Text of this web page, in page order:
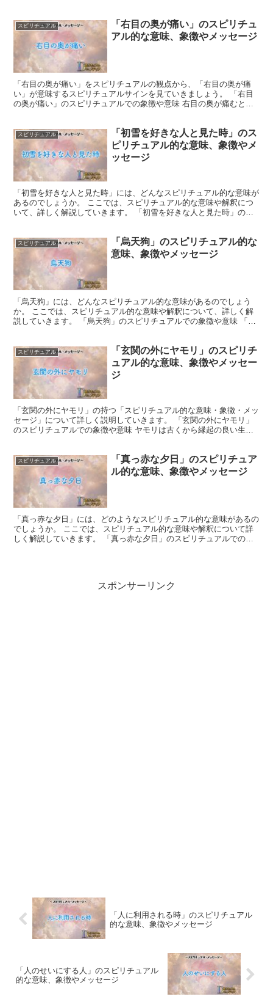
スピリチュアル
「右目の奥が痛い」のスピリチュ
アル的な意味、象徴やメッセージ
「右目の奥が痛い」をスピリチュアルの観点から、「右目の奥が痛
い」が意味するスピリチュアルサインを見ていきましょう。 「右目
の奥が痛い」のスピリチュアルでの象徴や意味 右目の奥が痛むとい
スピリチュアル
「初雪を好きな人と見た時」のス
ピリチュアル的な意味、象徴やメ
ッセージ
「初雪を好きな人と見た時」には、どんなスピリチュアル的な意味が
あるのでしょうか。 ここでは、スピリチュアル的な意味や解釈につ
いて、詳しく解説していきます。 「初雪を好きな人と見た時」のス
スピリチュアル
「烏天狗」のスピリチュアル的な
意味、象徴やメッセージ
「烏天狗」には、どんなスピリチュアル的な意味があるのでしょう
か。 ここでは、スピリチュアル的な意味や解釈について、詳しく解
説していきます。 「烏天狗」のスピリチュアルでの象徴や意味 「烏
スピリチュアル
「玄関の外にヤモリ」のスピリチ
ュアル的な意味、象徴やメッセー
ジ
「玄関の外にヤモリ」の持つ「スピリチュアル的な意味・象徴・メッ
セージ」について詳しく説明していきます。 「玄関の外にヤモリ」
のスピリチュアルでの象徴や意味 ヤモリは古くから縁起の良い生き
スピリチュアル
「真っ赤な夕日」のスピリチュア
ル的な意味、象徴やメッセージ
「真っ赤な夕日」には、どのようなスピリチュアル的な意味があるの
でしょうか。 ここでは、スピリチュアル的な意味や解釈について詳
しく解説していきます。 「真っ赤な夕日」のスピリチュアルでの象
スポンサーリンク
「人に利用される時」のスピリチュアル
的な意味、象徴やメッセージ
「人のせいにする人」のスピリチュアル
的な意味、象徴やメッセージ